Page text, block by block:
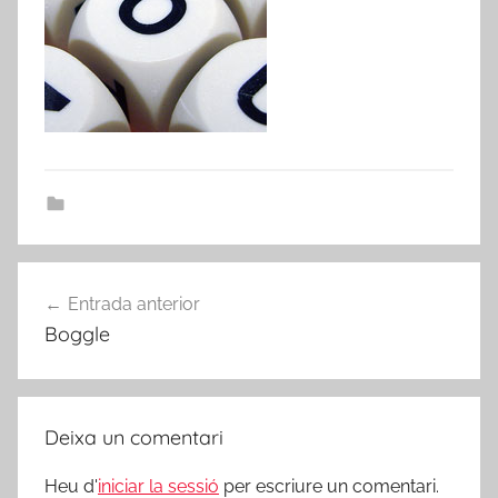
d'entrades
Entrada anterior
Boggle
Deixa un comentari
Heu d'iniciar la sessió per escriure un comentari.